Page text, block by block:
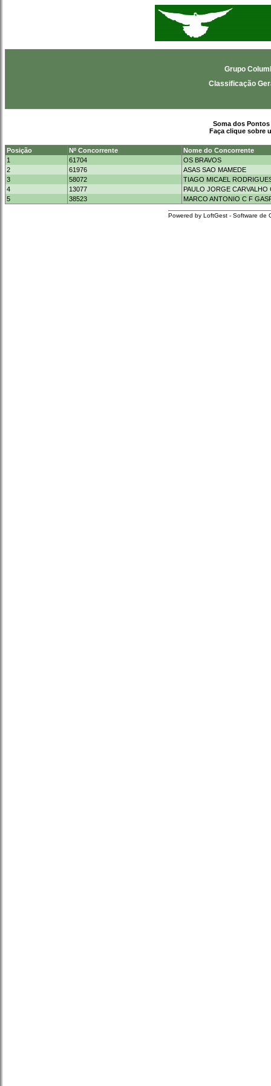
Grupo
Classificação
Soma dos Pontos
Faça clique sobre
Posição Nº Concorrente
Nome do Concorrente
1
61704
OS BRAVOS
2
61976
ASAS SAO MAMEDE
3
58072
TIAGO MICAEL
4
13077
PAULO JORGE CARVALHO
5
38523 MARCO ANTONIO C F
Powered by LoftGest - Software de